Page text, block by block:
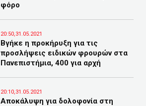
φόρο
20:50,31.05.2021
Βγήκε η προκήρυξη για τις
προσλήψεις ειδικών φρουρών στα
Πανεπιστήμια, 400 για αρχή
20:10,31.05.2021
Αποκάλυψη για δολοφονία στη